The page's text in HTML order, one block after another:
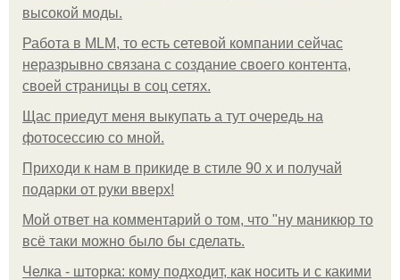
высокой моды.
Работа в MLM, то есть сетевой компании сейчас
неразрывно связана с создание своего контента,
своей страницы в соц сетях.
Щас приедут меня выкупать а тут очередь на
фотосессию со мной.
Приходи к нам в прикиде в стиле 90 х и получай
подарки от руки вверх!
Мой ответ на комментарий о том, что "ну маникюр то
всё таки можно было бы сделать.
Челка - шторка: кому подходит, как носить и с какими